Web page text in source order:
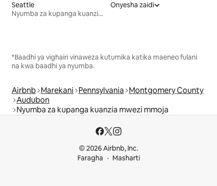
Seattle
Nyumba za kupanga kuanzia mwezi mmoja
Onyesha zaidi
*Baadhi ya vighairi vinaweza kutumika katika maeneo fulani
na kwa baadhi ya nyumba.
Airbnb Marekani Pennsylvania Montgomery County
Audubon
Nyumba za kupanga kuanzia mwezi mmoja
© 2026 Airbnb, Inc.
Faragha
Masharti